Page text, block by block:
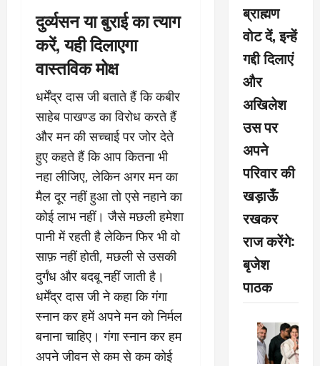
दुर्व्यसन या बुराई का त्याग
करें, यही दिलाएगा
वास्तविक मोक्ष
धर्मेंद्र दास जी बताते हैं कि कबीर
साहेब पाखण्ड का विरोध करते हैं
और मन की सच्चाई पर जोर देते
हुए कहते हैं कि आप कितना भी
नहा लीजिए, लेकिन अगर मन का
मैल दूर नहीं हुआ तो एसे नहाने का
कोई लाभ नहीं। जैसे मछली हमेशा
पानी में रहती है लेकिन फिर भी वो
साफ़ नहीं होती, मछली से उसकी
दुर्गंध और बदबू नहीं जाती है।
धर्मेंद्र दास जी ने कहा कि गंगा
स्नान कर हमें अपने मन को निर्मल
बनाना चाहिए। गंगा स्नान कर हम
अपने जीवन से कम से कम कोई
ब्राह्मण
वोट दें, इन्हें
गद्दी दिलाएं
और
अखिलेश
उस पर
अपने
परिवार की
खड़ाऊँ
रखकर
राज करेंगे:
बृजेश
पाठक